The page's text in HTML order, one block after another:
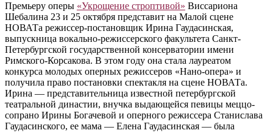
Премьеру оперы «Укрощение строптивой» Виссариона
Шебалина 23 и 25 октября представит на Малой сцене
НОВАТа режиссер-постановщик Ирина Гаудасинская,
выпускница вокально-режиссерского факультета Санкт-
Петербургской государственной консерватории имени
Римского-Корсакова. В этом году она стала лауреатом
конкурса молодых оперных режиссеров «Нано-опера» и
получила право постановки спектакля на сцене НОВАТа.
Ирина — представительница известной петербургской
театральной династии, внучка выдающейся певицы меццо-
сопрано Ирины Богачевой и оперного режиссера Станислава
Гаудасинского, ее мама — Елена Гаудасинская — была